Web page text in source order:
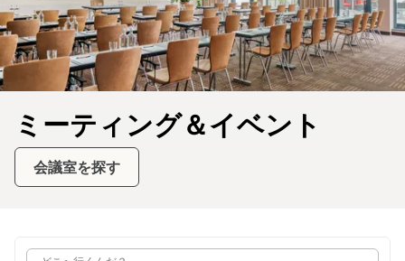
ミーティング＆イベント
会議室を探す